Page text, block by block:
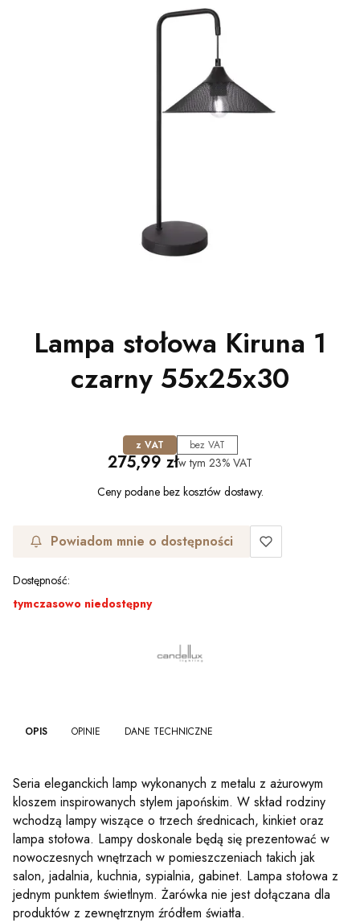
Lampa stołowa Kiruna 1
czarny 55x25x30
z VAT bez VAT
Cena
275,99 złw tym 23% VAT
Ceny podane bez kosztów dostawy.
Powiadom mnie o dostępności
Dostępność:
tymczasowo niedostępny
OPIS OPINIE DANE TECHNICZNE
Seria eleganckich lamp wykonanych z metalu z ażurowym
kloszem inspirowanych stylem japońskim. W skład rodziny
wchodzą lampy wiszące o trzech średnicach, kinkiet oraz
lampa stołowa. Lampy doskonale będą się prezentować w
nowoczesnych wnętrzach w pomieszczeniach takich jak
salon, jadalnia, kuchnia, sypialnia, gabinet. Lampa stołowa z
jednym punktem świetlnym. Żarówka nie jest dołączana dla
produktów z zewnętrznym źródłem światła.